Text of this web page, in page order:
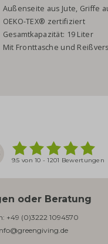
Außenseite aus Jute, Griffe
OEKO-TEX® zertifiziert
Gesamtkapazität: 19 Liter
Mit Fronttasche und
9.5 von 10 - 1201 Bewertungen
oder Beratung
+49 (0)3222 1094570